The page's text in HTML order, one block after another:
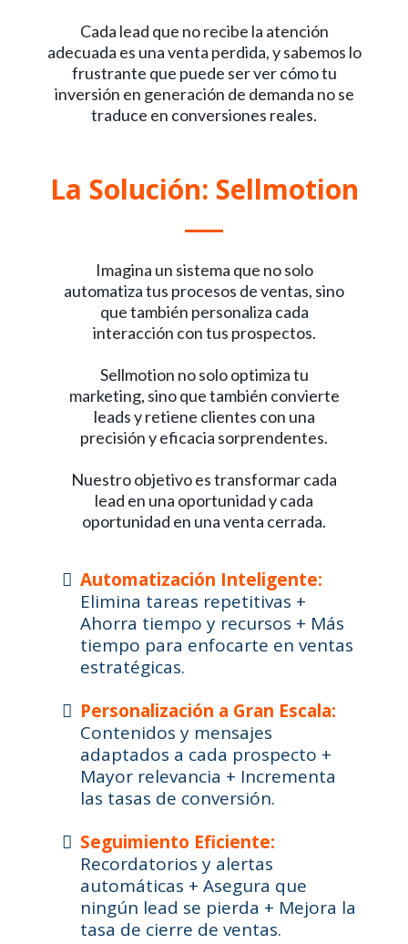
Cada lead que no recibe la atención
adecuada es una venta perdida, y sabemos lo
frustrante que puede ser ver cómo tu
inversión en generación de demanda no se
traduce en conversiones reales.
La Solución: Sellmotion
Imagina un sistema que no solo
automatiza tus procesos de ventas, sino
que también personaliza cada
interacción con tus prospectos.
Sellmotion no solo optimiza tu
marketing, sino que también convierte
leads y retiene clientes con una
precisión y eficacia sorprendentes.
Nuestro objetivo es transformar cada
lead en una oportunidad y cada
oportunidad en una venta cerrada.
Automatización Inteligente:
Elimina tareas repetitivas +
Ahorra tiempo y recursos + Más
tiempo para enfocarte en ventas
estratégicas.
Personalización a Gran Escala:
Contenidos y mensajes
adaptados a cada prospecto +
Mayor relevancia + Incrementa
las tasas de conversión.
Seguimiento Eficiente:
Recordatorios y alertas
automáticas + Asegura que
ningún lead se pierda + Mejora la
tasa de cierre de ventas.